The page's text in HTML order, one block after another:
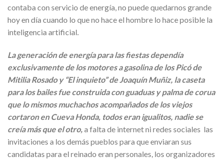
contaba con servicio de energía, no puede quedarnos grande
hoy en día cuando lo que no hace el hombre lo hace posible la
inteligencia artificial.
La generación de energía para las fiestas dependía
exclusivamente de los motores a gasolina de los Picó de
Mitilia Rosado y “El inquieto” de Joaquín Muñiz, la caseta
para los bailes fue construida con guaduas y palma de corua
que lo mismos muchachos acompañados de los viejos
cortaron en Cueva Honda, todos eran igualitos, nadie se
creía más que el otro, a falta de internet ni redes sociales las
invitaciones a los demás pueblos para que enviaran sus
candidatas para el reinado eran personales, los organizadores